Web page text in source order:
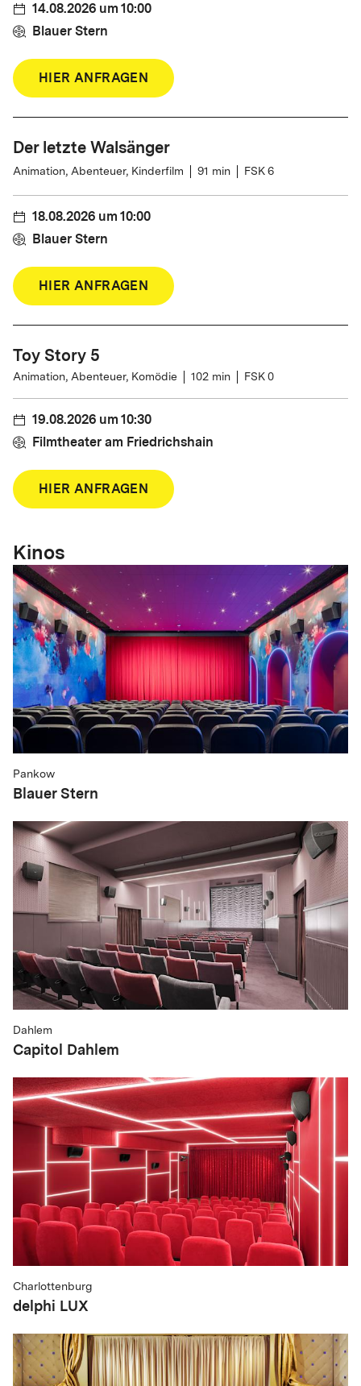
14.08.2026 um 10:00
Blauer Stern
HIER ANFRAGEN
Der letzte Walsänger
Animation, Abenteuer, Kinderfilm 91 min FSK 6
18.08.2026 um 10:00
Blauer Stern
HIER ANFRAGEN
Toy Story 5
Animation, Abenteuer, Komödie 102 min FSK 0
19.08.2026 um 10:30
Filmtheater am Friedrichshain
HIER ANFRAGEN
Kinos
Pankow
Blauer Stern
Dahlem
Capitol Dahlem
Charlottenburg
delphi LUX